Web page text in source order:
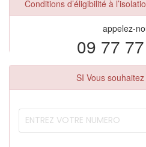
Conditions d’éligibilité à
appelez-
09 77
SI Vous